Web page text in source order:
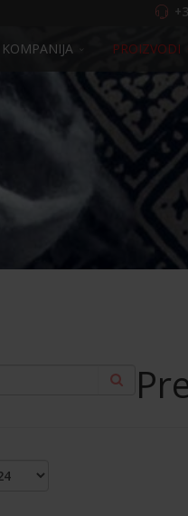
KOMPANIJA PROIZVODI